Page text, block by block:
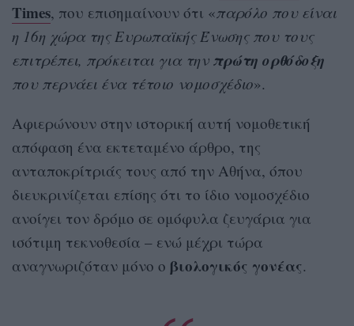
Times, που επισημαίνουν ότι «παρόλο που είναι
η 16η χώρα της Ευρωπαϊκής Ένωσης που τους
επιτρέπει, πρόκειται για την πρώτη ορθόδοξη
που περνάει ένα τέτοιο νομοσχέδιο».
Αφιερώνουν στην ιστορική αυτή νομοθετική
απόφαση ένα εκτεταμένο άρθρο, της
ανταποκρίτριάς τους από την Αθήνα, όπου
διευκρινίζεται επίσης ότι το ίδιο νομοσχέδιο
ανοίγει τον δρόμο σε ομόφυλα ζευγάρια για
ισότιμη τεκνοθεσία – ενώ μέχρι τώρα
αναγνωριζόταν μόνο ο βιολογικός γονέας.